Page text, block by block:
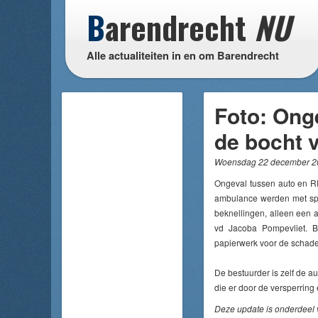
Barendrecht NU
Alle actualiteiten in en om Barendrecht
Foto:
de bocht
Woensdag 22 december
Ongeval tussen auto en
ambulance werden met
beknellingen, alleen een
vd Jacoba Pompevliet.
papierwerk voor de
De bestuurder is zelf de
die er door de
Deze update is